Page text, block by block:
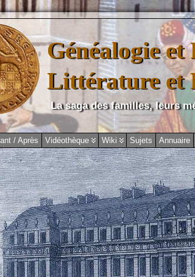
Généalogie et
Littérature et
La saga des familles, leurs
/ Après Vidéothèque Wiki Sujets Annuaire